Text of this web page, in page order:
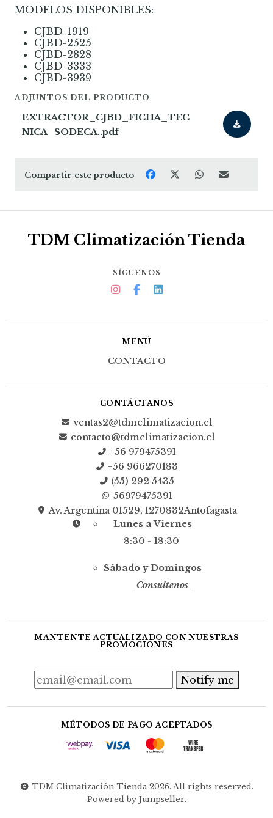
MODELOS DISPONIBLES:
CJBD-1919
CJBD-2525
CJBD-2828
CJBD-3333
CJBD-3939
ADJUNTOS DEL PRODUCTO
EXTRACTOR_CJBD_FICHA_TEC
NICA_SODECA..pdf
Compartir este producto
TDM Climatización Tienda
SÍGUENOS
MENÚ
CONTACTO
CONTÁCTANOS
ventas2@tdmclimatizacion.cl
contacto@tdmclimatizacion.cl
+56 979475391
+56 966270183
(55) 292 5435
56979475391
Av. Argentina 01529, 1270832Antofagasta
Lunes a Viernes
8:30 - 18:30
Sábado y Domingos
Consultenos
MANTENTE ACTUALIZADO CON NUESTRAS
PROMOCIONES
Notify me
MÉTODOS DE PAGO ACEPTADOS
TDM Climatización Tienda 2026. All rights reserved.
Powered by Jumpseller.